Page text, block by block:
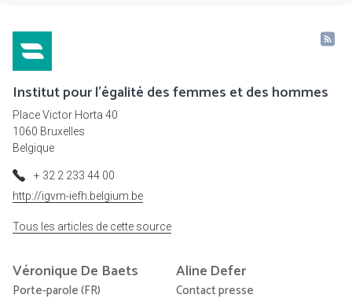
Institut pour l'égalité des femmes et des hommes
Place Victor Horta 40
1060 Bruxelles
Belgique
+ 32 2 233 44 00
http://igvm-iefh.belgium.be
Tous les articles de cette source
Véronique De Baets
Porte-parole (FR)
Aline Defer
Contact presse